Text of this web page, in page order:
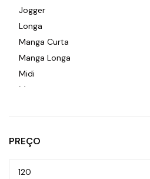
Jogger
Longa
Manga Curta
Manga Longa
Midi
Mom
Sem Manga
Skinny
PREÇO